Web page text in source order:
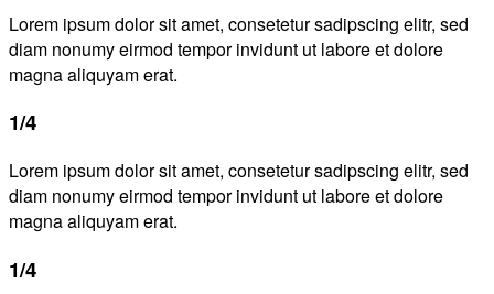
Lorem ipsum dolor sit amet, consetetur sadipscing elitr, sed
diam nonumy eirmod tempor invidunt ut labore et dolore
magna aliquyam erat.
1/4
Lorem ipsum dolor sit amet, consetetur sadipscing elitr, sed
diam nonumy eirmod tempor invidunt ut labore et dolore
magna aliquyam erat.
1/4